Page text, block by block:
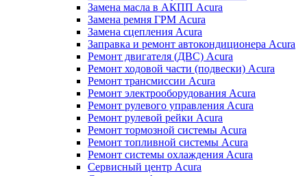
Замена масла в АКПП Acura
Замена ремня ГРМ Acura
Замена сцепления Acura
Заправка и ремонт автокондиционера Acura
Ремонт двигателя (ДВС) Acura
Ремонт ходовой части (подвески) Acura
Ремонт трансмиссии Acura
Ремонт электрооборудования Acura
Ремонт рулевого управления Acura
Ремонт рулевой рейки Acura
Ремонт тормозной системы Acura
Ремонт топливной системы Acura
Ремонт системы охлаждения Acura
Сервисный центр Acura